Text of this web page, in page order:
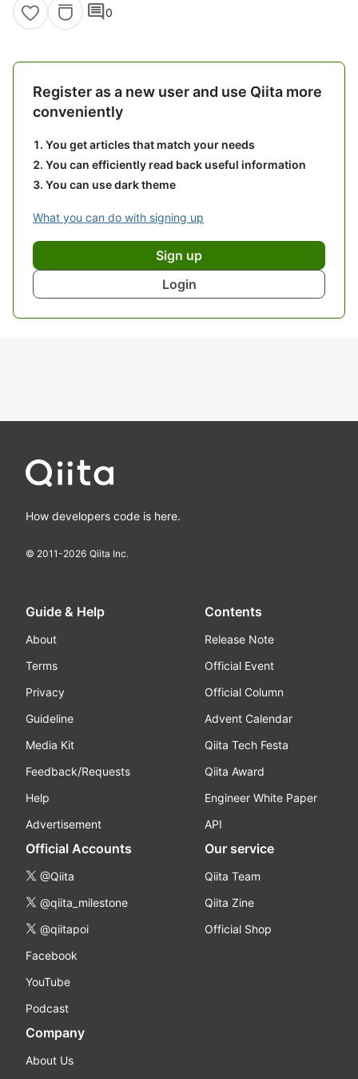
comment0
Register as a new user and use Qiita more
conveniently
You get articles that match your needs
You can efficiently read back useful information
You can use dark theme
What you can do with signing up
Sign up
Login
How developers code is here.
© 2011-2026 Qiita Inc.
Guide & Help
About
Terms
Privacy
Guideline
Media Kit
Feedback/Requests
Help
Advertisement
Contents
Release Note
Official Event
Official Column
Advent Calendar
Qiita Tech Festa
Qiita Award
Engineer White Paper
API
Official Accounts
@Qiita
@qiita_milestone
@qiitapoi
Facebook
YouTube
Podcast
Our service
Qiita Team
Qiita Zine
Official Shop
Company
About Us